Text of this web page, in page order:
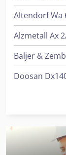
Altendorf Wa
Alzmetall Ax
Baljer &
Doosan
Hitachi